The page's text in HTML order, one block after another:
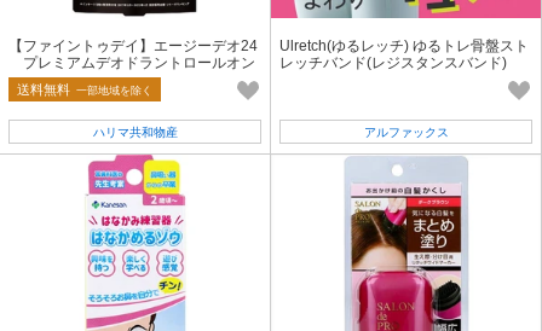
【ファイントゥデイ】エージーデオ24
プレミアムデオドラントロールオン
（無香性）
送料無料 一部地域を除く
ハリマ共和物産
Ulretch(ゆるレッチ) ゆるトレ骨盤スト
レッチバンド(レジスタンスバンド)
アルファックス